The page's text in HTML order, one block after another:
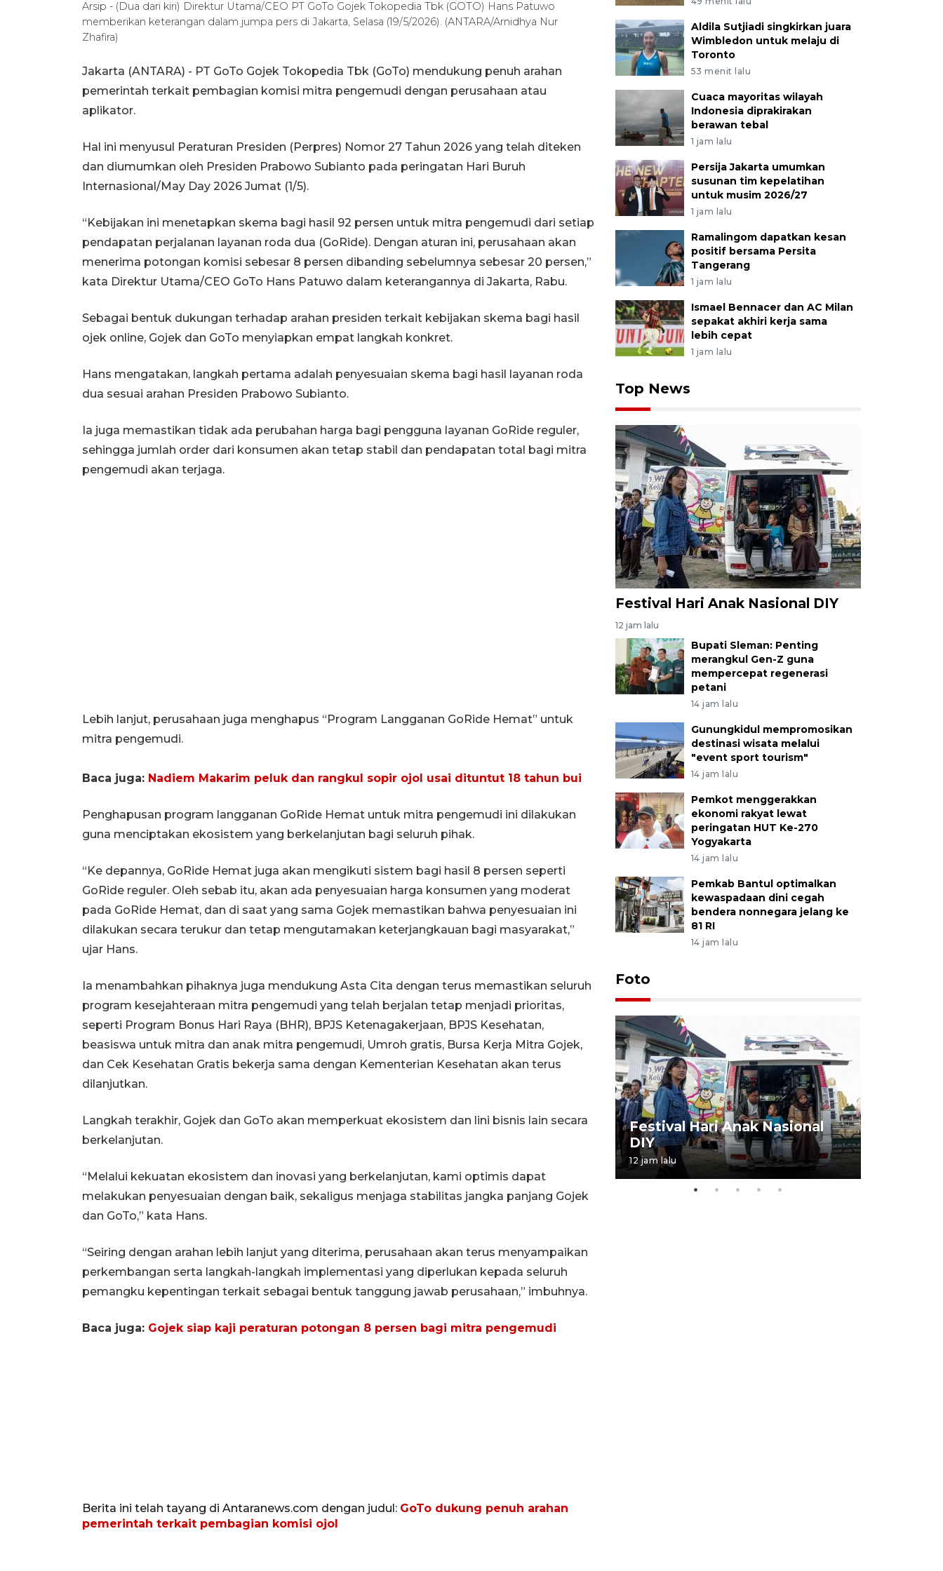
Arsip - (Dua dari kiri) Direktur Utama/CEO PT GoTo Gojek Tokopedia Tbk (GOTO) Hans Patuwo
memberikan keterangan dalam jumpa pers di Jakarta, Selasa (19/5/2026). (ANTARA/Arnidhya Nur
Zhafira)
Jakarta (ANTARA) - PT GoTo Gojek Tokopedia Tbk (GoTo) mendukung penuh arahan
pemerintah terkait pembagian komisi mitra pengemudi dengan perusahaan atau
aplikator.
Hal ini menyusul Peraturan Presiden (Perpres) Nomor 27 Tahun 2026 yang telah diteken
dan diumumkan oleh Presiden Prabowo Subianto pada peringatan Hari Buruh
Internasional/May Day 2026 Jumat (1/5).
“Kebijakan ini menetapkan skema bagi hasil 92 persen untuk mitra pengemudi dari setiap
pendapatan perjalanan layanan roda dua (GoRide). Dengan aturan ini, perusahaan akan
menerima potongan komisi sebesar 8 persen dibanding sebelumnya sebesar 20 persen,”
kata Direktur Utama/CEO GoTo Hans Patuwo dalam keterangannya di Jakarta, Rabu.
Sebagai bentuk dukungan terhadap arahan presiden terkait kebijakan skema bagi hasil
ojek online, Gojek dan GoTo menyiapkan empat langkah konkret.
Hans mengatakan, langkah pertama adalah penyesuaian skema bagi hasil layanan roda
dua sesuai arahan Presiden Prabowo Subianto.
Ia juga memastikan tidak ada perubahan harga bagi pengguna layanan GoRide reguler,
sehingga jumlah order dari konsumen akan tetap stabil dan pendapatan total bagi mitra
pengemudi akan terjaga.
Lebih lanjut, perusahaan juga menghapus “Program Langganan GoRide Hemat” untuk
mitra pengemudi.
Baca juga: Nadiem Makarim peluk dan rangkul sopir ojol usai dituntut 18 tahun bui
Penghapusan program langganan GoRide Hemat untuk mitra pengemudi ini dilakukan
guna menciptakan ekosistem yang berkelanjutan bagi seluruh pihak.
“Ke depannya, GoRide Hemat juga akan mengikuti sistem bagi hasil 8 persen seperti
GoRide reguler. Oleh sebab itu, akan ada penyesuaian harga konsumen yang moderat
pada GoRide Hemat, dan di saat yang sama Gojek memastikan bahwa penyesuaian ini
dilakukan secara terukur dan tetap mengutamakan keterjangkauan bagi masyarakat,”
ujar Hans.
Ia menambahkan pihaknya juga mendukung Asta Cita dengan terus memastikan seluruh
program kesejahteraan mitra pengemudi yang telah berjalan tetap menjadi prioritas,
seperti Program Bonus Hari Raya (BHR), BPJS Ketenagakerjaan, BPJS Kesehatan,
beasiswa untuk mitra dan anak mitra pengemudi, Umroh gratis, Bursa Kerja Mitra Gojek,
dan Cek Kesehatan Gratis bekerja sama dengan Kementerian Kesehatan akan terus
dilanjutkan.
Langkah terakhir, Gojek dan GoTo akan memperkuat ekosistem dan lini bisnis lain secara
berkelanjutan.
“Melalui kekuatan ekosistem dan inovasi yang berkelanjutan, kami optimis dapat
melakukan penyesuaian dengan baik, sekaligus menjaga stabilitas jangka panjang Gojek
dan GoTo,” kata Hans.
“Seiring dengan arahan lebih lanjut yang diterima, perusahaan akan terus menyampaikan
perkembangan serta langkah-langkah implementasi yang diperlukan kepada seluruh
pemangku kepentingan terkait sebagai bentuk tanggung jawab perusahaan,” imbuhnya.
Baca juga: Gojek siap kaji peraturan potongan 8 persen bagi mitra pengemudi
Berita ini telah tayang di Antaranews.com dengan judul: GoTo dukung penuh arahan
pemerintah terkait pembagian komisi ojol
Aldila Sutjiadi singkirkan juara
Wimbledon untuk melaju di
Toronto
53 menit lalu
Cuaca mayoritas wilayah
Indonesia diprakirakan
berawan tebal
1 jam lalu
Persija Jakarta umumkan
susunan tim kepelatihan
untuk musim 2026/27
1 jam lalu
Ramalingom dapatkan kesan
positif bersama Persita
Tangerang
1 jam lalu
Ismael Bennacer dan AC Milan
sepakat akhiri kerja sama
lebih cepat
1 jam lalu
Top News
Festival Hari Anak Nasional DIY
12 jam lalu
Bupati Sleman: Penting
merangkul Gen-Z guna
mempercepat regenerasi
petani
14 jam lalu
Gunungkidul mempromosikan
destinasi wisata melalui
"event sport tourism"
14 jam lalu
Pemkot menggerakkan
ekonomi rakyat lewat
peringatan HUT Ke-270
Yogyakarta
14 jam lalu
Pemkab Bantul optimalkan
kewaspadaan dini cegah
bendera nonnegara jelang ke
81 RI
14 jam lalu
Foto
perkuat sinergi dengan
Festival Hari Anak Nasional
DIY
12 jam lalu